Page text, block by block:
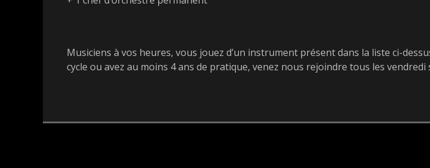
Musiciens à vos heures, vous jouez d’un instrument présent dans la liste ci-
cycle ou avez au moins 4 ans de pratique, venez nous rejoindre tous les vendredi